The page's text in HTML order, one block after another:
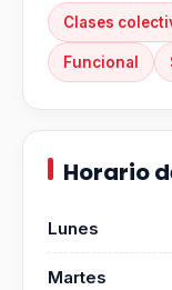
Clases
Funcional
Horario
Lunes
Martes